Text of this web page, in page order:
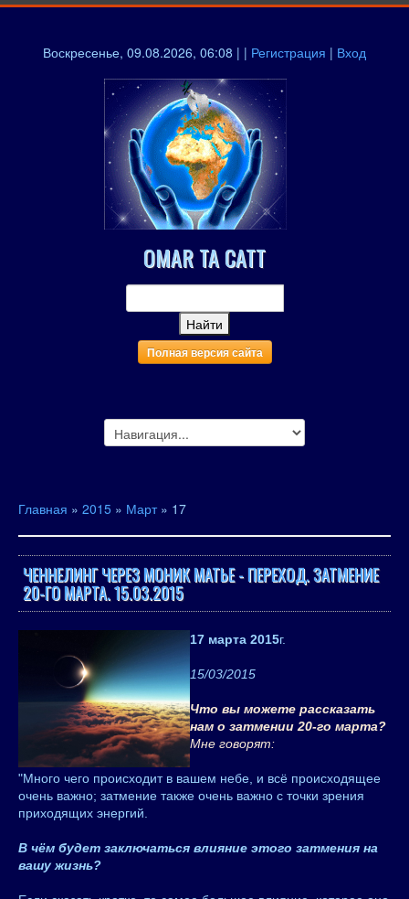
Воскресенье, 09.08.2026, 06:08 | | Регистрация | Вход
OMAR TA CATT
Полная версия сайта
Главная » 2015 » Март » 17
ЧЕННЕЛИНГ ЧЕРЕЗ МОНИК МАТЬЕ - ПЕРЕХОД. ЗАТМЕНИЕ
20-ГО МАРТА. 15.03.2015
17 марта 2015г.
15/03/2015
Что вы можете рассказать
нам о затмении 20-го марта?
Мне говорят:
"Много чего происходит в вашем небе, и всё происходящее
очень важно; затмение также очень важно с точки зрения
приходящих энергий.
В чём будет заключаться влияние этого затмения на
вашу жизнь?